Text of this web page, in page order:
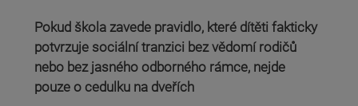
Pokud škola zavede pravidlo, které dítěti fakticky
potvrzuje sociální tranzici bez vědomí rodičů
nebo bez jasného odborného rámce, nejde
pouze o cedulku na dveřích